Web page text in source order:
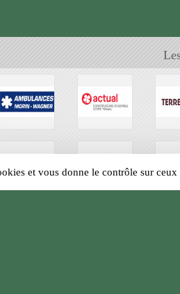
et vous donne le contrôle sur